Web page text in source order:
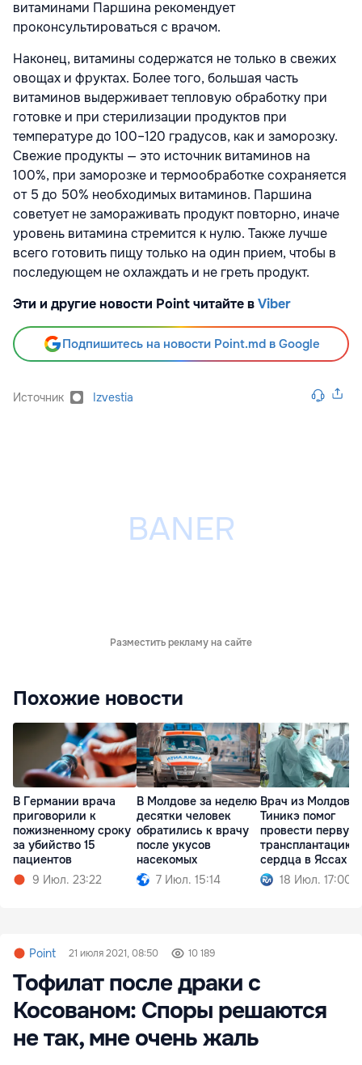
витаминами Паршина рекомендует
проконсультироваться с врачом.
Наконец, витамины содержатся не только в свежих
овощах и фруктах. Более того, большая часть
витаминов выдерживает тепловую обработку при
готовке и при стерилизации продуктов при
температуре до 100–120 градусов, как и заморозку.
Свежие продукты — это источник витаминов на
100%, при заморозке и термообработке сохраняется
от 5 до 50% необходимых витаминов. Паршина
советует не замораживать продукт повторно, иначе
уровень витамина стремится к нулю. Также лучше
всего готовить пищу только на один прием, чтобы в
последующем не охлаждать и не греть продукт.
Эти и другие новости Point читайте вViber
Подпишитесь на новости Point.md в Google
Источник Izvestia
Разместить рекламу на сайте
Похожие новости
В Германии врача
приговорили к
пожизненному сроку
за убийство 15
пациентов
9 Июл. 23:22
В Молдове за неделю
десятки человек
обратились к врачу
после укусов
насекомых
7 Июл. 15:14
Врач из Молдовы
Тиникэ помог
провести первую
трансплантацию
сердца в Яссах
18 Июл. 17:00
Point 21 июля 2021, 08:50 10 189
Тофилат после драки с
Косованом: Споры решаются
не так, мне очень жаль